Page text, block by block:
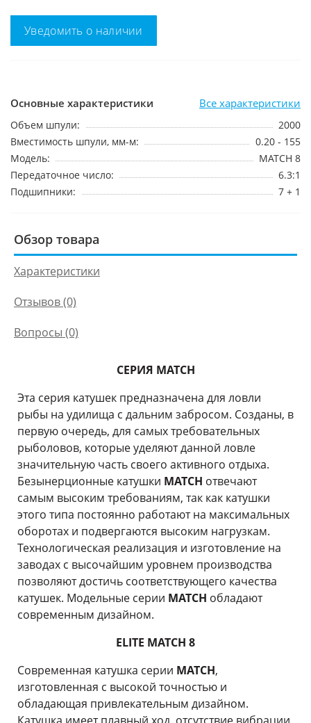
Уведомить о наличии
Основные характеристики Все характеристики
Объем шпули:
2000
Вместимость шпули, мм-м:
0.20 - 155
Модель:
MATCH 8
Передаточное число:
6.3:1
Подшипники:
7 + 1
Обзор товара
Характеристики
Отзывов (0)
Вопросы (0)
СЕРИЯ MATCH
Эта серия катушек предназначена для ловли
рыбы на удилища с дальним забросом. Созданы, в
первую очередь, для самых требовательных
рыболовов, которые уделяют данной ловле
значительную часть своего активного отдыха.
Безынерционные катушки MATCH отвечают
самым высоким требованиям, так как катушки
этого типа постоянно работают на максимальных
оборотах и подвергаются высоким нагрузкам.
Технологическая реализация и изготовление на
заводах с высочайшим уровнем производства
позволяют достичь соответствующего качества
катушек. Модельные серии MATCH обладают
современным дизайном.
ELITE MATCH 8
Современная катушка серии MATCH,
изготовленная с высокой точностью и
обладающая привлекательным дизайном.